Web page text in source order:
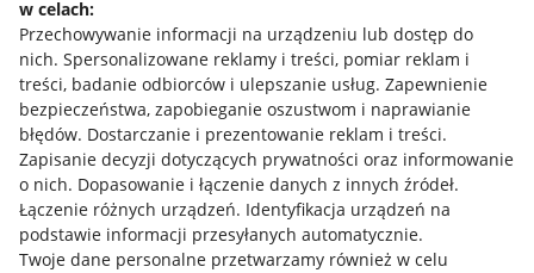
w celach:
Przechowywanie informacji na urządzeniu lub dostęp do
nich. Spersonalizowane reklamy i treści, pomiar reklam i
treści, badanie odbiorców i ulepszanie usług. Zapewnienie
bezpieczeństwa, zapobieganie oszustwom i naprawianie
błędów. Dostarczanie i prezentowanie reklam i treści.
Zapisanie decyzji dotyczących prywatności oraz informowanie
o nich. Dopasowanie i łączenie danych z innych źródeł.
Łączenie różnych urządzeń. Identyfikacja urządzeń na
podstawie informacji przesyłanych automatycznie.
Twoje dane personalne przetwarzamy również w celu
Informacje dla Aktu o Usługach Cyfrowych
Pobierz aplikację